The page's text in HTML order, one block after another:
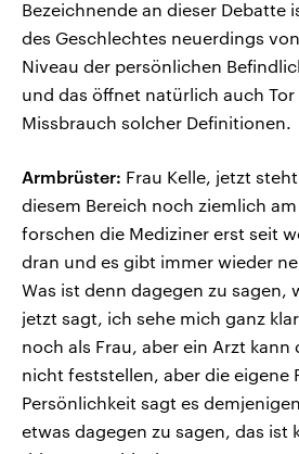
Bezeichnende an dieser Debatte
des Geschlechtes neuerdings
Niveau der persönlichen
und das öffnet natürlich auch
Missbrauch solcher Definitionen.
Armbrüster: Frau Kelle, jetzt
diesem Bereich noch ziemlich
forschen die Mediziner erst seit
dran und es gibt immer wieder
Was ist denn dagegen zu sagen,
jetzt sagt, ich sehe mich ganz
noch als Frau, aber ein Arzt
nicht feststellen, aber die eigene
Persönlichkeit sagt es
etwas dagegen zu sagen, das ist